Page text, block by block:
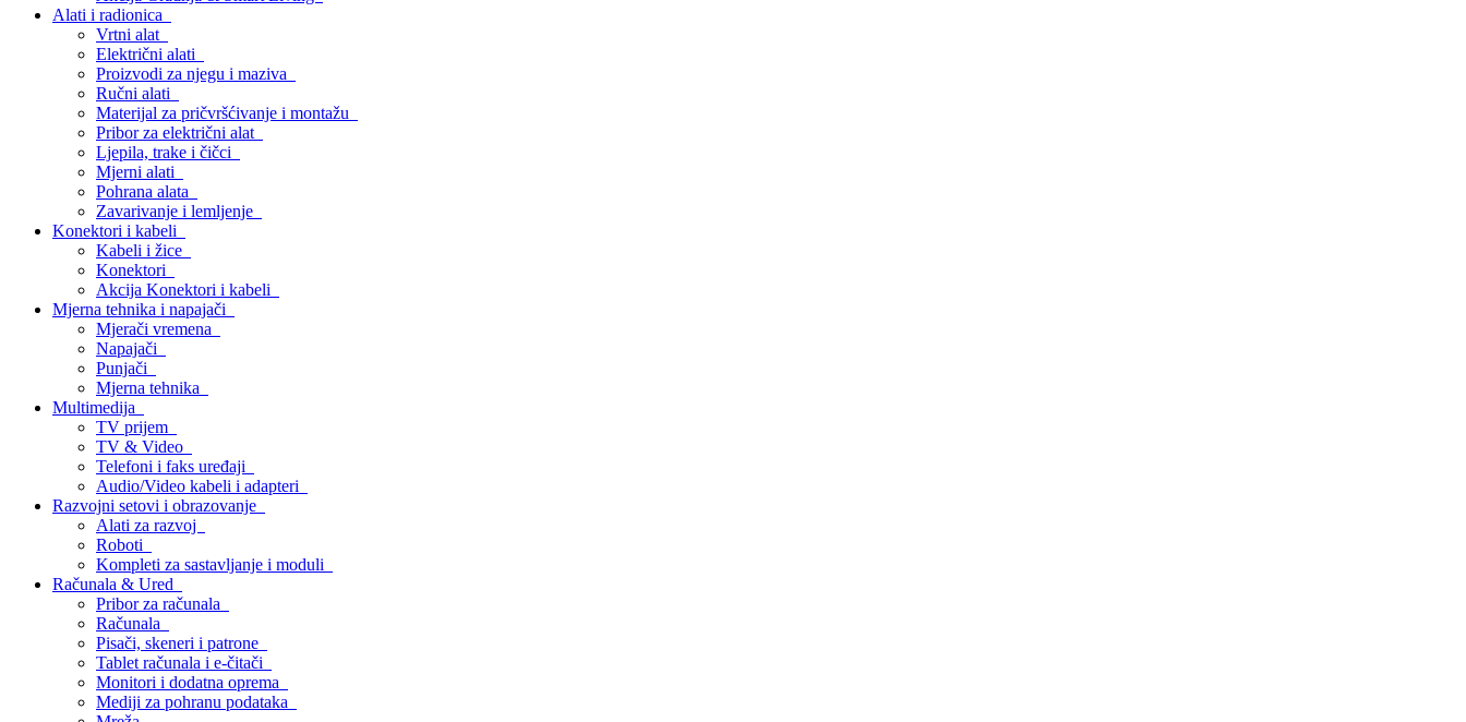
Alati i radionica
Vrtni alat
Električni alati
Proizvodi za njegu i maziva
Ručni alati
Materijal za pričvršćivanje i montažu
Pribor za električni alat
Ljepila, trake i čičci
Mjerni alati
Pohrana alata
Zavarivanje i lemljenje
Konektori i kabeli
Kabeli i žice
Konektori
Akcija Konektori i kabeli
Mjerna tehnika i napajači
Mjerači vremena
Napajači
Punjači
Mjerna tehnika
Multimedija
TV prijem
TV & Video
Telefoni i faks uređaji
Audio/Video kabeli i adapteri
Razvojni setovi i obrazovanje
Alati za razvoj
Roboti
Kompleti za sastavljanje i moduli
Računala & Ured
Pribor za računala
Računala
Pisači, skeneri i patrone
Tablet računala i e-čitači
Monitori i dodatna oprema
Mediji za pohranu podataka